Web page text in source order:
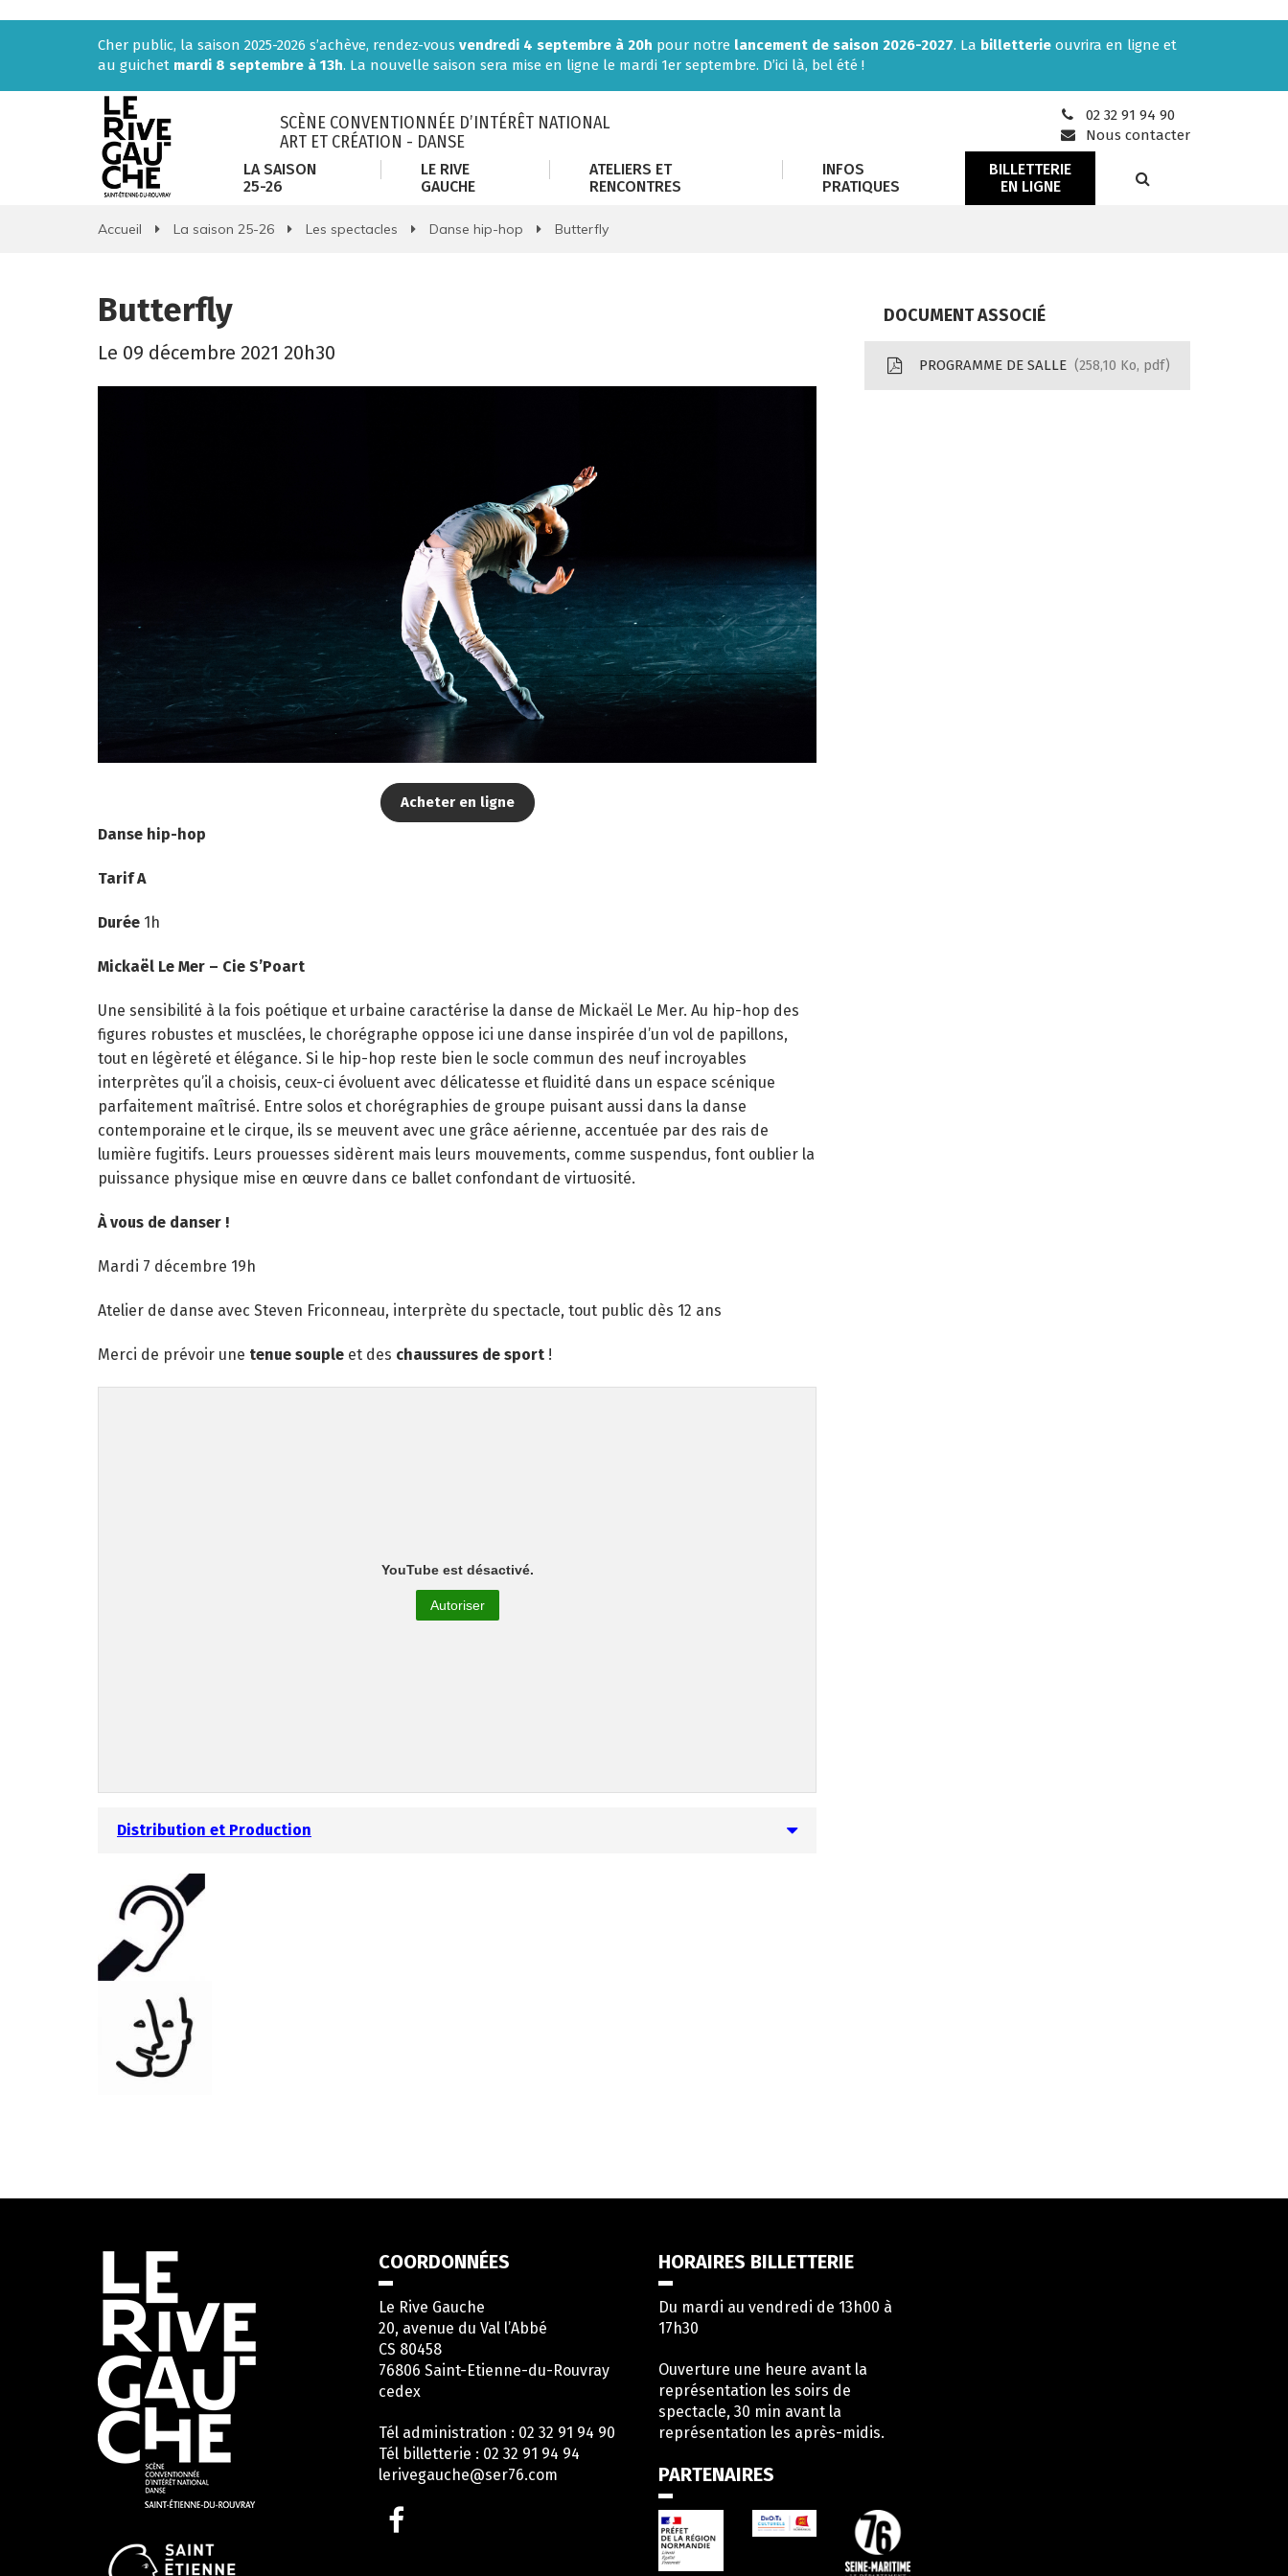
Cher public, la saison 2025-2026 s’achève, rendez-vous vendredi 4 septembre à 20h pour notre lancement de saison 2026-2027. La billetterie ouvrira en ligne et
au guichet mardi 8 septembre à 13h. La nouvelle saison sera mise en ligne le mardi 1er septembre. D’ici là, bel été !
SCÈNE CONVENTIONNÉE D’INTÉRÊT NATIONAL
ART ET CRÉATION - DANSE
02 32 91 94 90
Nous contacter
LA SAISON
25-26
LE RIVE
GAUCHE
ATELIERS ET
RENCONTRES
INFOS
PRATIQUES
BILLETTERIE
EN LIGNE
RECHERCHE
Accueil La saison 25-26 Les spectacles Danse hip-hop Butterfly
Butterfly
Le 09 décembre 2021 20h30
Acheter en ligne
Danse hip-hop
Tarif A
Durée 1h
Mickaël Le Mer – Cie S’Poart
Une sensibilité à la fois poétique et urbaine caractérise la danse de Mickaël Le Mer. Au hip-hop des
figures robustes et musclées, le chorégraphe oppose ici une danse inspirée d’un vol de papillons,
tout en légèreté et élégance. Si le hip-hop reste bien le socle commun des neuf incroyables
interprètes qu’il a choisis, ceux-ci évoluent avec délicatesse et fluidité dans un espace scénique
parfaitement maîtrisé. Entre solos et chorégraphies de groupe puisant aussi dans la danse
contemporaine et le cirque, ils se meuvent avec une grâce aérienne, accentuée par des rais de
lumière fugitifs. Leurs prouesses sidèrent mais leurs mouvements, comme suspendus, font oublier la
puissance physique mise en œuvre dans ce ballet confondant de virtuosité.
À vous de danser !
Mardi 7 décembre 19h
Atelier de danse avec Steven Friconneau, interprète du spectacle, tout public dès 12 ans
Merci de prévoir une tenue souple et des chaussures de sport !
YouTube est désactivé.
Autoriser
Distribution et Production
DOCUMENT ASSOCIÉ
PROGRAMME DE SALLE 258,10 Ko, pdf
Informations
COORDONNÉES
Le Rive Gauche
20, avenue du Val l’Abbé
CS 80458
76806 Saint-Etienne-du-Rouvray
cedex
Tél administration : 02 32 91 94 90
Tél billetterie : 02 32 91 94 94
lerivegauche@ser76.com
HORAIRES BILLETTERIE
Du mardi au vendredi de 13h00 à
17h30
Ouverture une heure avant la
représentation les soirs de
spectacle, 30 min avant la
représentation les après-midis.
PARTENAIRES